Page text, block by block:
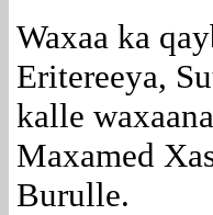
Waxaa ka
Eritereeya,
kalle
Maxamed
Burulle.